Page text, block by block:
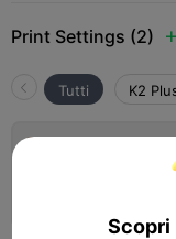
Print Settings (2) 
Tutti K2
Scopri